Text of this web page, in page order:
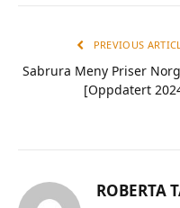
PREVIOUS
Sabrura Meny Priser
[Oppdatert
ROBERTA